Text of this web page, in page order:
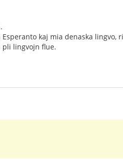
kaj mia denaska lingvo,
pli lingvojn flue.